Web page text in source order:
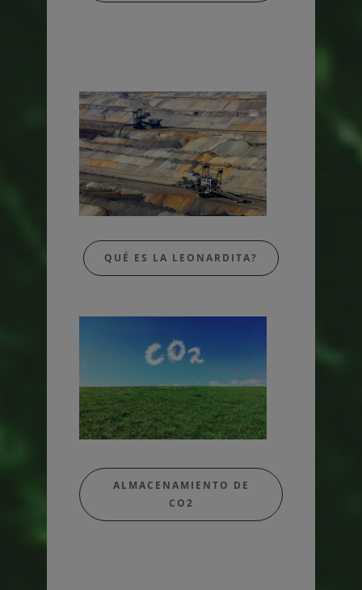
QUÉ ES LA LEONARDITA?
ALMACENAMIENTO DE
CO2